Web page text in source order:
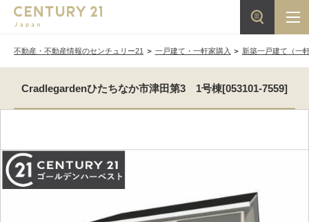
不動産・不動産情報のセンチュリー21 一戸建て・一軒家購入 新築一戸建て（一
Cradlegardenひたちなか市津田第3 1号棟[053101-7559]